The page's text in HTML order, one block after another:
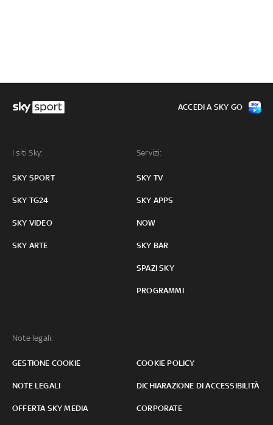
I siti Sky:
SKY SPORT
SKY TG24
SKY VIDEO
SKY ARTE
Servizi:
SKY TV
SKY APPS
NOW
SKY BAR
SPAZI SKY
PROGRAMMI
Note legali:
GESTIONE COOKIE COOKIE POLICY
NOTE LEGALI DICHIARAZIONE DI ACCESSIBILITÀ
OFFERTA SKY MEDIA CORPORATE
ACCEDI A SKY GO